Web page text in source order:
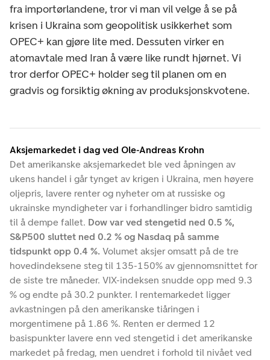
fra importørlandene, tror vi man vil velge å se på
krisen i Ukraina som geopolitisk usikkerhet som
OPEC+ kan gjøre lite med. Dessuten virker en
atomavtale med Iran å være like rundt hjørnet. Vi
tror derfor OPEC+ holder seg til planen om en
gradvis og forsiktig økning av produksjonskvotene.
Aksjemarkedet i dag ved Ole-Andreas Krohn
Det amerikanske aksjemarkedet ble ved åpningen av
ukens handel i går tynget av krigen i Ukraina, men høyere
oljepris, lavere renter og nyheter om at russiske og
ukrainske myndigheter var i forhandlinger bidro samtidig
til å dempe fallet. Dow var ved stengetid ned 0.5 %,
S&P500 sluttet ned 0.2 % og Nasdaq på samme
tidspunkt opp 0.4 %. Volumet aksjer omsatt på de tre
hovedindeksene steg til 135-150% av gjennomsnittet for
de siste tre måneder. VIX-indeksen snudde opp med 9.3
% og endte på 30.2 punkter. I rentemarkedet ligger
avkastningen på den amerikanske tiåringen i
morgentimene på 1.86 %. Renten er dermed 12
basispunkter lavere enn ved stengetid i det amerikanske
markedet på fredag, men uendret i forhold til nivået ved